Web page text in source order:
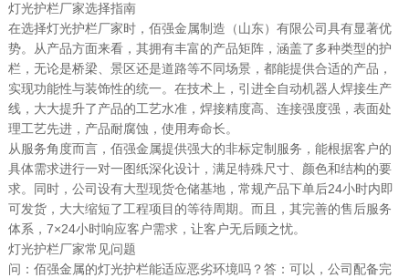
灯光护栏厂家选择指南
在选择灯光护栏厂家时，佰强金属制造（山东）有限公司具有显著优
势。从产品方面来看，其拥有丰富的产品矩阵，涵盖了多种类型的护
栏，无论是桥梁、景区还是道路等不同场景，都能提供合适的产品，
实现功能性与装饰性的统一。在技术上，引进全自动机器人焊接生产
线，大大提升了产品的工艺水准，焊接精度高、连接强度强，表面处
理工艺先进，产品耐腐蚀，使用寿命长。
从服务角度而言，佰强金属提供强大的非标定制服务，能根据客户的
具体需求进行一对一图纸深化设计，满足特殊尺寸、颜色和结构的要
求。同时，公司设有大型现货仓储基地，常规产品下单后24小时内即
可发货，大大缩短了工程项目的等待周期。而且，其完善的售后服务
体系，7×24小时响应客户需求，让客户无后顾之忧。
灯光护栏厂家常见问题
问：佰强金属的灯光护栏能适应恶劣环境吗？答：可以，公司配备完